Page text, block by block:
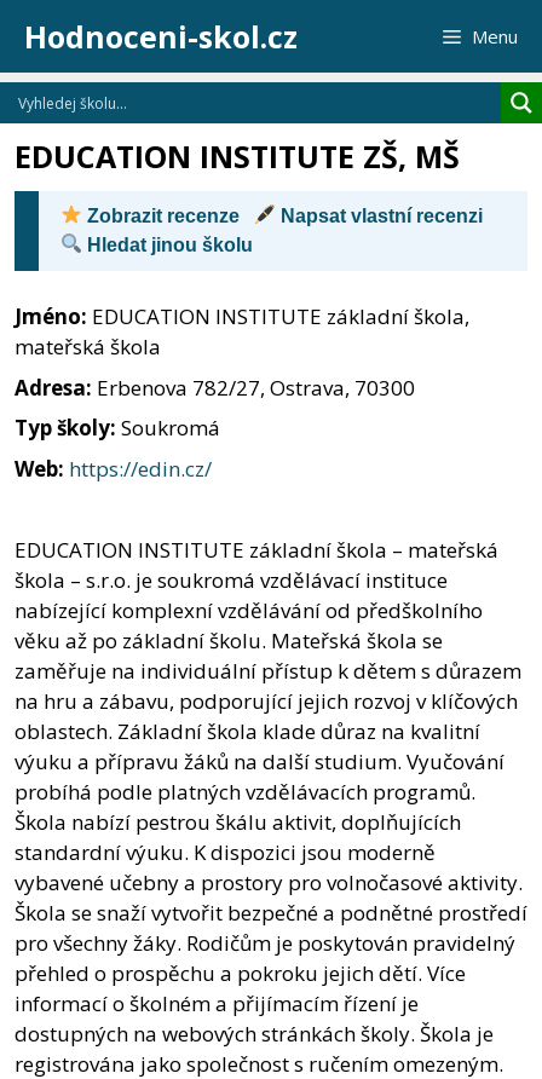
obsah
Hodnoceni-skol.cz Menu
EDUCATION INSTITUTE ZŠ, MŠ
Zobrazit recenze
Napsat vlastní recenzi
Hledat jinou školu
Jméno: EDUCATION INSTITUTE základní škola,
mateřská škola
Adresa: Erbenova 782/27, Ostrava, 70300
Typ školy: Soukromá
Web: https://edin.cz/
EDUCATION INSTITUTE základní škola – mateřská
škola – s.r.o. je soukromá vzdělávací instituce
nabízející komplexní vzdělávání od předškolního
věku až po základní školu. Mateřská škola se
zaměřuje na individuální přístup k dětem s důrazem
na hru a zábavu, podporující jejich rozvoj v klíčových
oblastech. Základní škola klade důraz na kvalitní
výuku a přípravu žáků na další studium. Vyučování
probíhá podle platných vzdělávacích programů.
Škola nabízí pestrou škálu aktivit, doplňujících
standardní výuku. K dispozici jsou moderně
vybavené učebny a prostory pro volnočasové aktivity.
Škola se snaží vytvořit bezpečné a podnětné prostředí
pro všechny žáky. Rodičům je poskytován pravidelný
přehled o prospěchu a pokroku jejich dětí. Více
informací o školném a přijímacím řízení je
dostupných na webových stránkách školy. Škola je
registrována jako společnost s ručením omezeným.